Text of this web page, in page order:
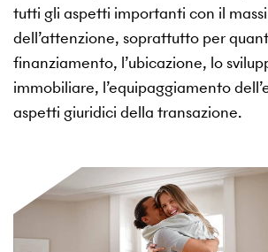
tutti gli aspetti importanti con il
dell’attenzione, soprattutto per
finanziamento, l’ubicazione, lo
immobiliare, l’equipaggiamento
aspetti giuridici della transazione.